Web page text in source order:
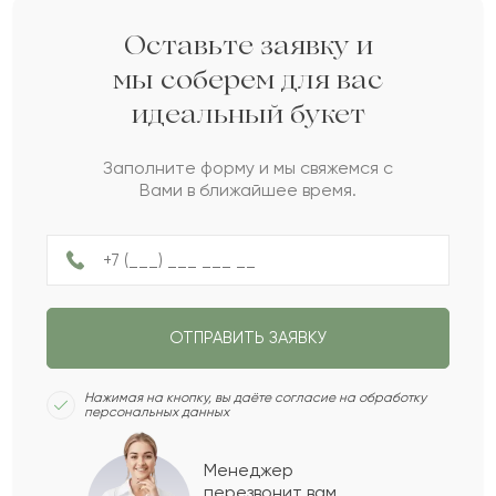
Дарите своим близким любовь вместе с Pro-buket.
2022-05-24
Казна
Манзила
Власий
О Онеге
Ясмина
Оставьте заявку и
мы соберем для вас
идеальный букет
Заполните форму и мы свяжемся с
Вами в ближайшее время.
ОТПРАВИТЬ ЗАЯВКУ
Нажимая на кнопку, вы даёте согласие на обработку
персональных данных
Менеджер